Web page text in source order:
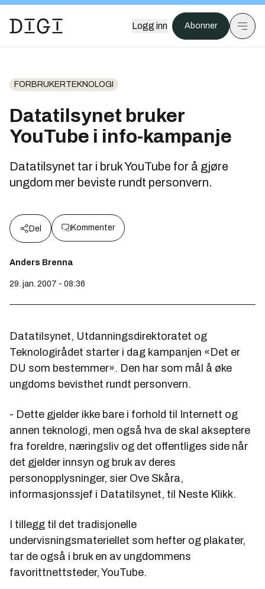
Logg inn Abonner
FORBRUKERTEKNOLOGI
Datatilsynet bruker
YouTube i info-kampanje
Datatilsynet tar i bruk YouTube for å gjøre
ungdom mer beviste rundt personvern.
Del Kommenter
Anders Brenna
29. jan. 2007 - 08:36
Datatilsynet, Utdanningsdirektoratet og
Teknologirådet starter i dag kampanjen «Det er
DU som bestemmer». Den har som mål å øke
ungdoms bevisthet rundt personvern.
- Dette gjelder ikke bare i forhold til Internett og
annen teknologi, men også hva de skal akseptere
fra foreldre, næringsliv og det offentliges side når
det gjelder innsyn og bruk av deres
personopplysninger, sier Ove Skåra,
informasjonssjef i Datatilsynet, til Neste Klikk.
I tillegg til det tradisjonelle
undervisningsmateriellet som hefter og plakater,
tar de også i bruk en av ungdommens
favorittnettsteder, YouTube.